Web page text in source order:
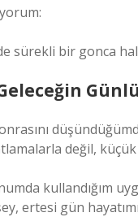
sürekli bir gonca
değil,
kullandığım
ertesi gün